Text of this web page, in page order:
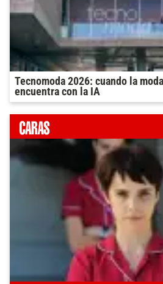
Tecnomoda 2026: cuando la
encuentra con la IA